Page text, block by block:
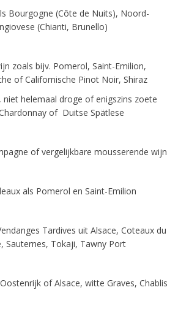
Bourgogne (Côte de Nuits), Noord-
(Chianti, Brunello)
zoals bijv. Pomerol, Saint-Emilion,
of Californische Pinot Noir, Shiraz
niet helemaal droge of enigszins zoete
of Duitse Spätlese
of vergelijkbare mousserende wijn
als Pomerol en Saint-Emilion
Tardives uit Alsace, Coteaux du
Sauternes, Tokaji, Tawny Port
of Alsace, witte Graves, Chablis